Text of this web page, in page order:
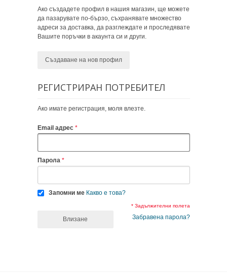
Ако създадете профил в нашия магазин, ще можете
да пазарувате по-бързо, съхранявате множество
адреси за доставка, да разглеждате и проследявате
Вашите поръчки в акаунта си и други.
Създаване на нов профил
РЕГИСТРИРАН ПОТРЕБИТЕЛ
Ако имате регистрация, моля влезте.
Email адрес
Парола
Запомни ме Какво е това?
* Задължителни полета
Забравена парола?
Влизане